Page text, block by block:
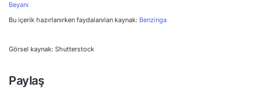
Beyanı
Bu içerik hazırlanırken faydalanılan kaynak: Benzinga
Görsel kaynak: Shutterstock
Paylaş